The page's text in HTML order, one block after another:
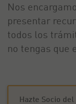
Nos
presentar
todos los
no tengas que
Hazte Socio